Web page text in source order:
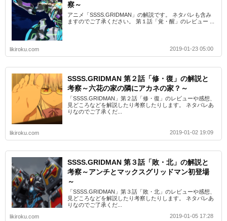
察～
アニメ「SSSS.GRIDMAN」の解説です。 ネタバレも含み
ますのでご了承ください。 第１話「覚・醒」のレビュー ...
likiroku.com 2019-01-23 05:00
SSSS.GRIDMAN 第２話「修・復」の解説と
考察～六花の家の隣にアカネの家？～
「SSSS.GRIDMAN」第２話「修・復」のレビューや感想、
見どころなどを解説したり考察したりします。 ネタバレあ
りなのでご了承くだ...
likiroku.com 2019-01-02 19:09
SSSS.GRIDMAN 第３話「敗・北」の解説と
考察～アンチとマックスグリッドマン初登場
～
「SSSS.GRIDMAN」第３話「敗・北」のレビューや感想、
見どころなどを解説したり考察したりします。 ネタバレあ
りなのでご了承くだ...
likiroku.com
2019-01-05 17:28